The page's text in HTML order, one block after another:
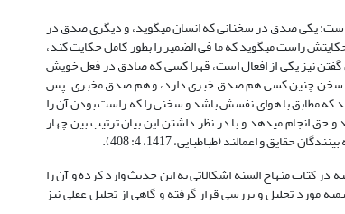
یکى صدق در سخنانى که انسان مى‏گوید، و دیگری صدق در
راست مى‏گوید که ما فى الضمیر را بطور کامل حکایت کند،
نیز یکى از افعال است، قهرا کسى که صادق در فعل خویش
سخن چنین کسى هم صدق خبرى دارد، و هم صدق مخبرى. پس
که مطابق با هواى نفسش باشد و سخنى را که راست بودن آن را
حق انجام مى‏دهد و با در نظر داشتن این بیان ترتیب بین چهار
و اعمالند (طباطبایی، 1417، 4: 408).
برای حضرت علی7 اثبات می‌کند که یک مرتبه پائین‌تر از پیامبر6است. ابن تیمیه در کتاب منهاج السنه اشکالاتی به این حدیث وارد کرده و آن را
مورد تحلیل و بررسی قرار گرفته و گاهی از تحلیل عقلی نیز